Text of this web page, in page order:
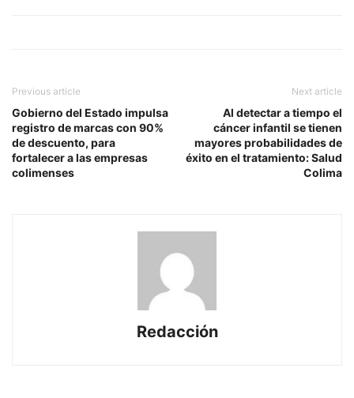
Previous article
Gobierno del Estado impulsa
registro de marcas con 90%
de descuento, para
fortalecer a las empresas
colimenses
Next article
Al detectar a tiempo el
cáncer infantil se tienen
mayores probabilidades de
éxito en el tratamiento: Salud
Colima
Redacción